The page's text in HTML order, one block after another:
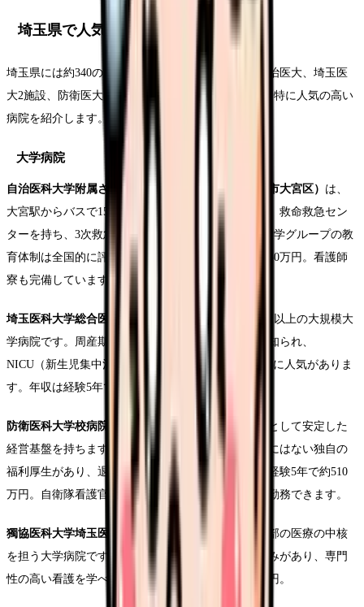
埼玉県で人気の病院と特徴
埼玉県には約340の病院があり、大学病院も4つ（自治医大、埼玉医
大2施設、防衛医大、獨協医大）と充実しています。特に人気の高い
病院を紹介します。
大学病院
自治医科大学附属さいたま医療センター（さいたま市大宮区） は、
大宮駅からバスで15分の好立地にある大学病院です。救命救急セン
ターを持ち、3次救急の経験を積めます。自治医科大学グループの教
育体制は全国的に評価が高く、年収は経験5年で約530万円。看護師
寮も完備しています。
埼玉医科大学総合医療センター（川越市）
は、700床以上の大規模大
学病院です。周産期医療・小児医療の拠点としても知られ、
NICU（新生児集中治療室）の看護経験を積みたい方に人気がありま
す。年収は経験5年で約520万円。
防衛医科大学校病院（所沢市）
は、国立の医療機関として安定した
経営基盤を持ちます。防衛省管轄のため、他の病院にはない独自の
福利厚生があり、退職金制度も手厚いです。年収は経験5年で約510
万円。自衛隊看護官ではなく、一般の看護師として勤務できます。
獨協医科大学埼玉医療センター（越谷市）
は、県東部の医療の中核
を担う大学病院です。消化器外科・循環器内科に強みがあり、専門
性の高い看護を学べます。年収は経験5年で約510万円。